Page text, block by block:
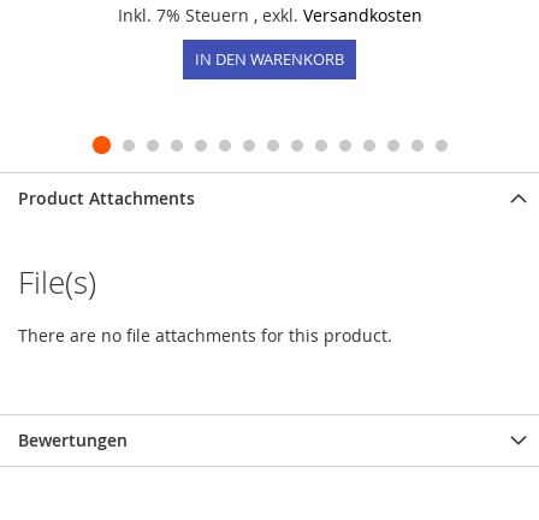
Inkl. 7% Steuern , exkl. Versandkosten
IN DEN WARENKORB
Product Attachments
File(s)
There are no file attachments for this product.
Bewertungen